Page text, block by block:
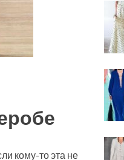
кому-то эта не